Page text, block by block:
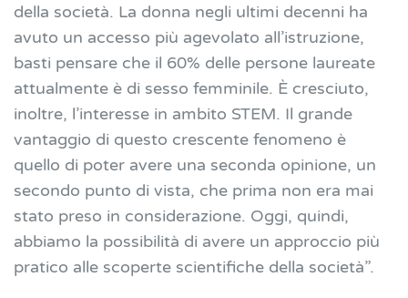
della società. La donna negli ultimi decenni ha
avuto un accesso più agevolato all’istruzione,
basti pensare che il 60% delle persone laureate
attualmente è di sesso femminile. È cresciuto,
inoltre, l’interesse in ambito STEM. Il grande
vantaggio di questo crescente fenomeno è
quello di poter avere una seconda opinione, un
secondo punto di vista, che prima non era mai
stato preso in considerazione. Oggi, quindi,
abbiamo la possibilità di avere un approccio più
pratico alle scoperte scientifiche della società”.